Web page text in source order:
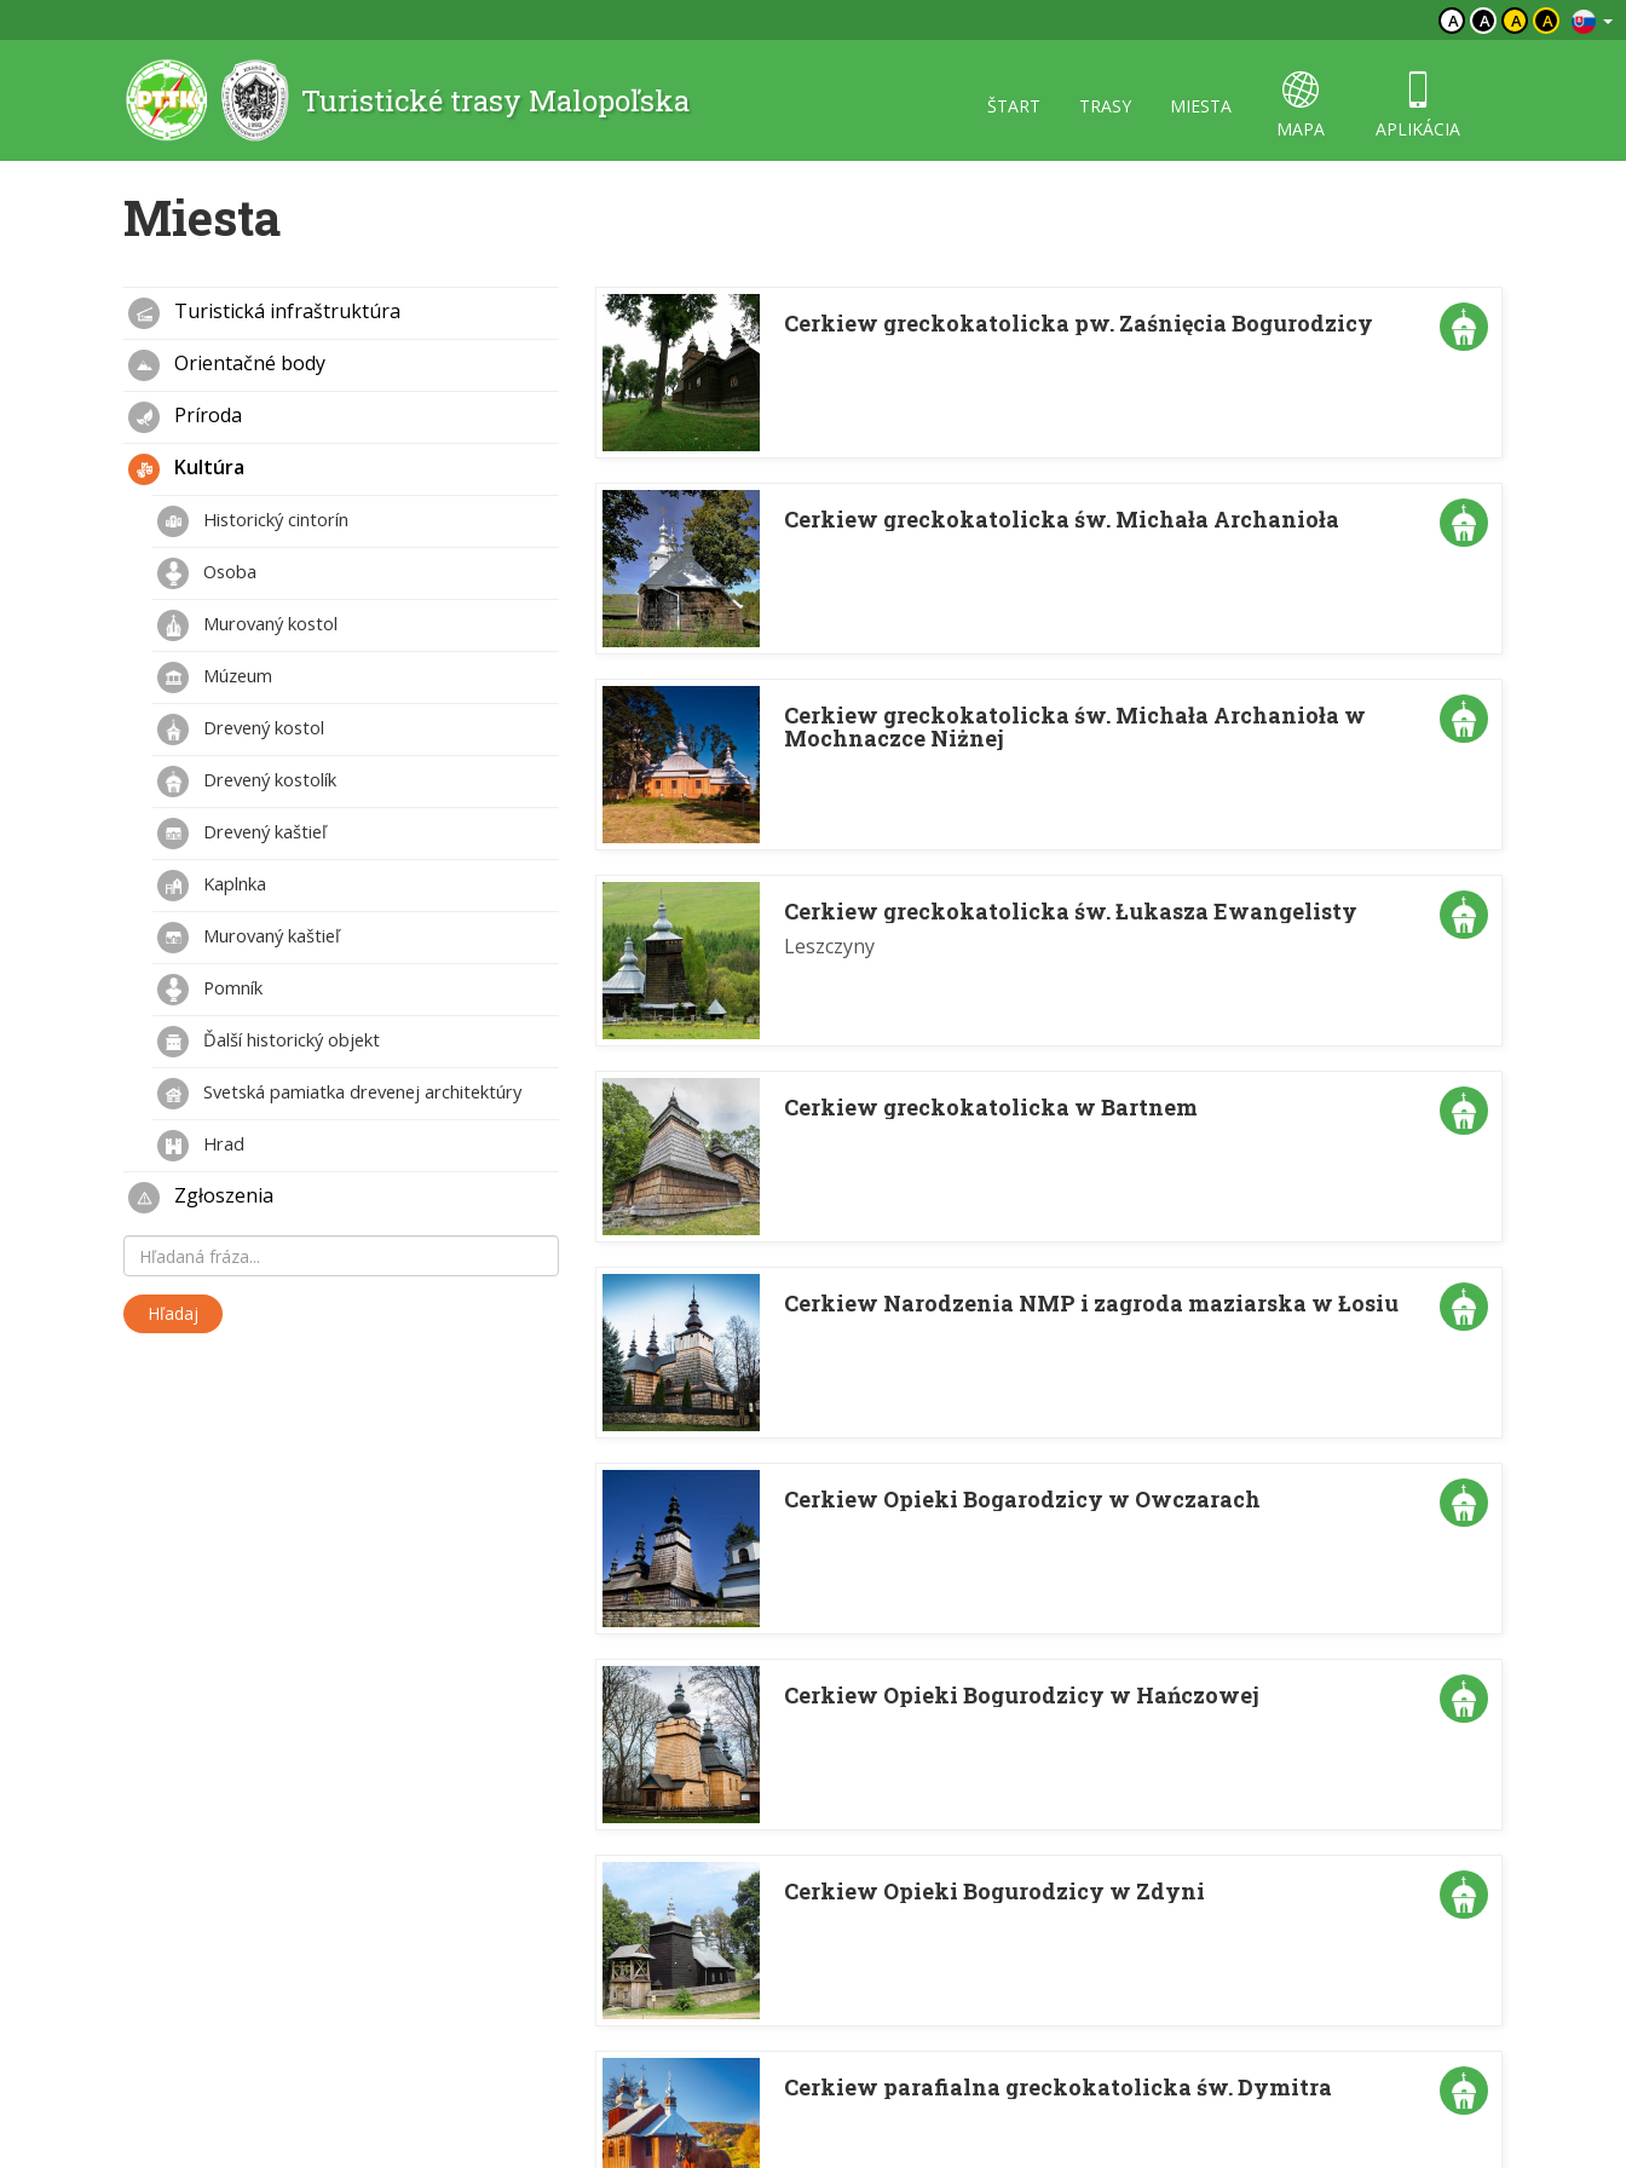
A A A A
Turistické trasy Malopoľska ŠTART TRASY
MIESTA
MAPA
APLIKÁCIA
Miesta
Cerkiew greckokatolicka pw. Zaśnięcia Bogurodzicy
Cerkiew greckokatolicka św. Michała Archanioła
Cerkiew greckokatolicka św. Michała Archanioła w
Mochnaczce Niżnej
Cerkiew greckokatolicka św. Łukasza Ewangelisty
Leszczyny
Cerkiew greckokatolicka w Bartnem
Cerkiew Narodzenia NMP i zagroda maziarska w Łosiu
Cerkiew Opieki Bogarodzicy w Owczarach
Cerkiew Opieki Bogurodzicy w Hańczowej
Cerkiew Opieki Bogurodzicy w Zdyni
Cerkiew parafialna greckokatolicka św. Dymitra
Turistická infraštruktúra
Orientačné body
Príroda
Kultúra
Historický cintorín
Osoba
Murovaný kostol
Múzeum
Drevený kostol
Drevený kostolík
Drevený kaštieľ
Kaplnka
Murovaný kaštieľ
Pomník
Ďalší historický objekt
Svetská pamiatka drevenej architektúry
Hrad
Zgłoszenia